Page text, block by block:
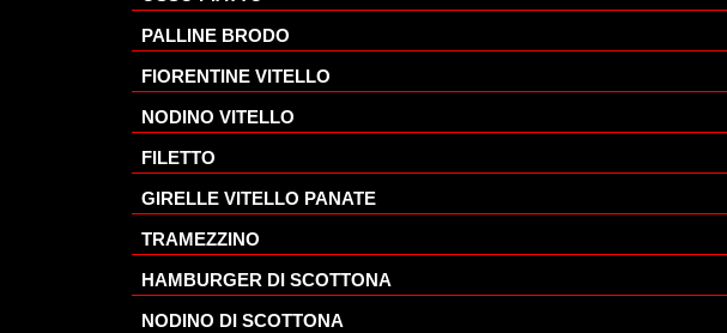
PALLINE BRODO
FIORENTINE VITELLO
NODINO VITELLO
FILETTO
GIRELLE VITELLO PANATE
TRAMEZZINO
HAMBURGER DI SCOTTONA
NODINO DI SCOTTONA